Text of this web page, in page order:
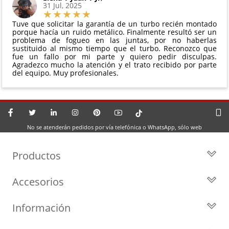
31 Jul, 2025
Tuve que solicitar la garantía de un turbo recién montado
porque hacía un ruido metálico. Finalmente resultó ser un
problema de fogueo en las juntas, por no haberlas
sustituido al mismo tiempo que el turbo. Reconozco que
fue un fallo por mi parte y quiero pedir disculpas.
Agradezco mucho la atención y el trato recibido por parte
del equipo. Muy profesionales.
No se atenderán pedidos por vía telefónica o WhatsApp, sólo web
Productos
Turbos por Marca
Accesorios
Geometrías
Información